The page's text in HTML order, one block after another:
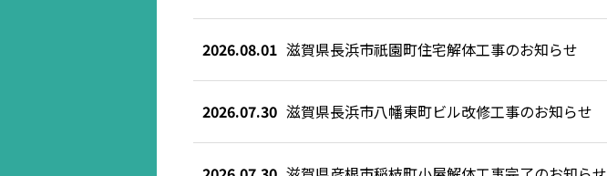
2026.08.01 滋賀県長浜市祇園町住宅解体工事のお知らせ
2026.07.30 滋賀県長浜市八幡東町ビル改修工事のお知らせ